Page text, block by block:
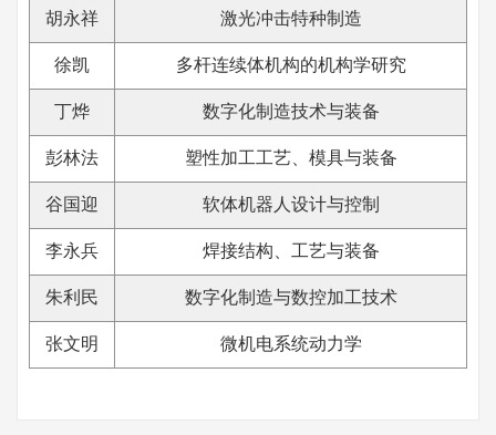
胡永祥 激光冲击特种制造
徐凯 多杆连续体机构的机构学研究
丁烨 数字化制造技术与装备
彭林法 塑性加工工艺、模具与装备
谷国迎 软体机器人设计与控制
李永兵 焊接结构、工艺与装备
朱利民 数字化制造与数控加工技术
张文明 微机电系统动力学